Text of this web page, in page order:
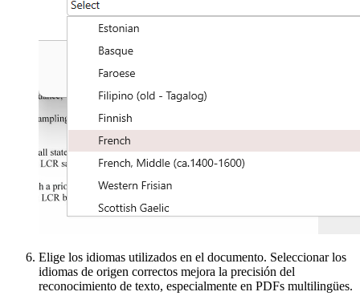
Elige los idiomas utilizados en el documento. Seleccionar los
idiomas de origen correctos mejora la precisión del
reconocimiento de texto, especialmente en PDFs multilingües.